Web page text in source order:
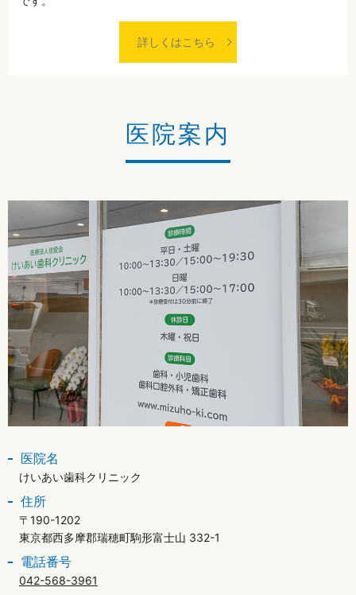
詳しくはこちら
医院案内
医院名
けいあい歯科クリニック
住所
〒190-1202
東京都西多摩郡瑞穂町駒形富士山 332-1
電話番号
042-568-3961